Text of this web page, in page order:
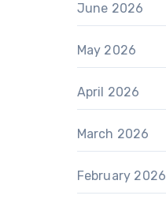
June 2026
May 2026
April 2026
March 2026
February 2026